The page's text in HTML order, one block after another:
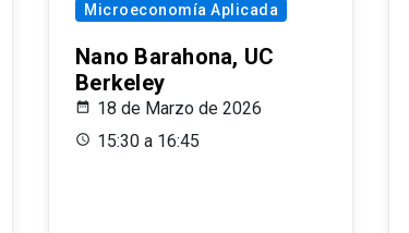
Microeconomía Aplicada
Nano Barahona, UC
Berkeley
18 de Marzo de 2026
15:30 a 16:45